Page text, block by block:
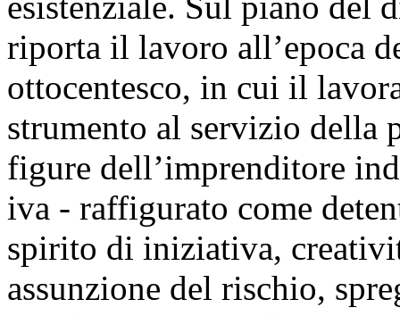
riporta il lavoro all’epoca
ottocentesco, in cui il
strumento al servizio della
figure dell’imprenditore
iva - raffigurato come
spirito di iniziativa,
assunzione del rischio,